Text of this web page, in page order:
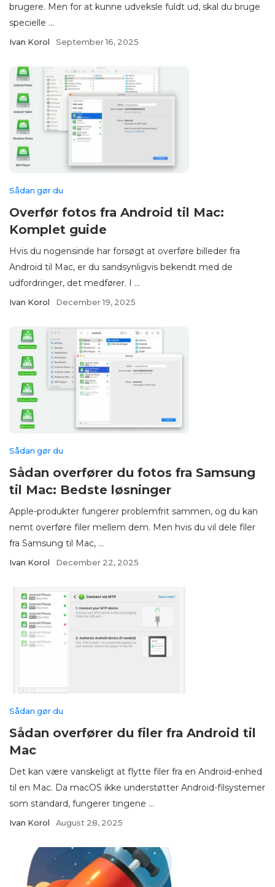
brugere. Men for at kunne udveksle fuldt ud, skal du bruge
specielle ...
Ivan Korol September 16, 2025
Sådan gør du
Overfør fotos fra Android til Mac:
Komplet guide
Hvis du nogensinde har forsøgt at overføre billeder fra
Android til Mac, er du sandsynligvis bekendt med de
udfordringer, det medfører. I ...
Ivan Korol December 19, 2025
Sådan gør du
Sådan overfører du fotos fra Samsung
til Mac: Bedste løsninger
Apple-produkter fungerer problemfrit sammen, og du kan
nemt overføre filer mellem dem. Men hvis du vil dele filer
fra Samsung til Mac, ...
Ivan Korol December 22, 2025
Sådan gør du
Sådan overfører du filer fra Android til
Mac
Det kan være vanskeligt at flytte filer fra en Android-enhed
til en Mac. Da macOS ikke understøtter Android-filsystemer
som standard, fungerer tingene ...
Ivan Korol August 28, 2025